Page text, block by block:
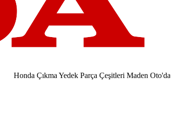
Honda Çıkma Yedek Parça Çeşitleri Maden Oto'da 0506